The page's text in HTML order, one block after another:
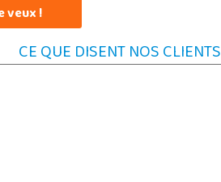
veux !
CE QUE DISENT NOS CLIENTS